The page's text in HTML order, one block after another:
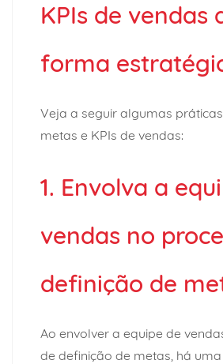
KPIs de vendas
forma
Veja a seguir algumas
metas e KPIs de vendas:
1. Envolva a
vendas no
definição de
Ao envolver a equipe de
de definição de metas, há